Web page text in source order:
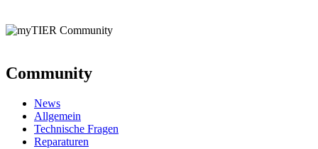
Community
News
Allgemein
Technische Fragen
Reparaturen